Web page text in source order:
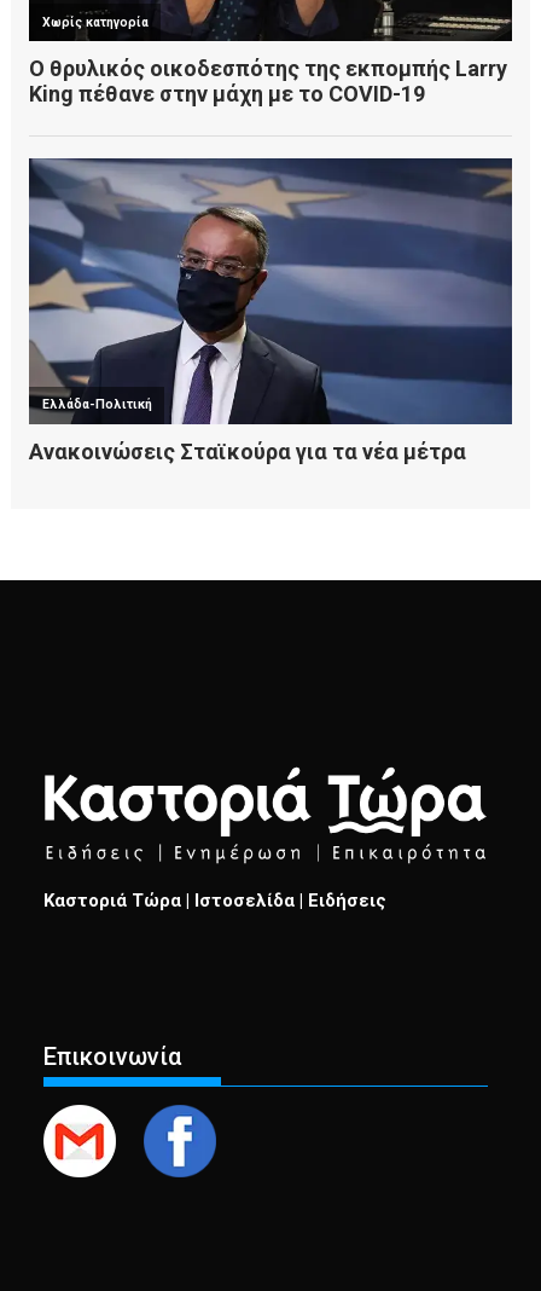
Καστοριά Τώρα | Ιστοσελίδα | Ειδήσεις
Επικοινωνία